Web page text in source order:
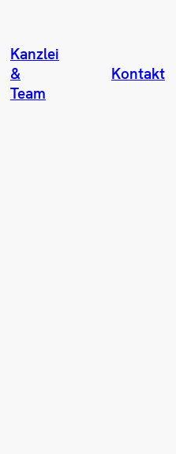
Kanzlei
&
Team
Kontakt